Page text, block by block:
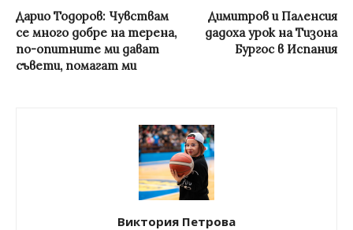
Дарио Тодоров: Чувствам
се много добре на терена,
по-опитните ми дават
съвети, помагат ми
Димитров и Паленсия
дадоха урок на Тизона
Бургос в Испания
Виктория Петрова